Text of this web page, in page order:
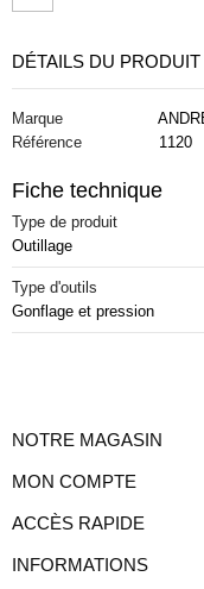
DÉTAILS DU PRODUIT
Marque
Référence
1120
Fiche technique
Type de produit
Outillage
Type d'outils
Gonflage et pression
NOTRE MAGASIN
MON COMPTE
ACCÈS RAPIDE
INFORMATIONS